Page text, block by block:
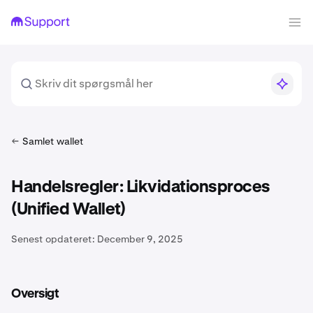
Samlet wallet
Handelsregler: Likvidationsproces
(Unified Wallet)
Senest opdateret: December 9, 2025
Oversigt